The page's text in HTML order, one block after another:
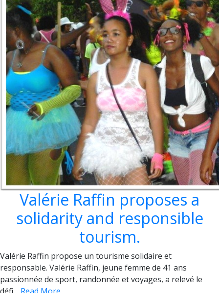
Valérie Raffin proposes a
solidarity and responsible
tourism.
Valérie Raffin propose un tourisme solidaire et
responsable. Valérie Raffin, jeune femme de 41 ans
passionnée de sport, randonnée et voyages, a relevé le